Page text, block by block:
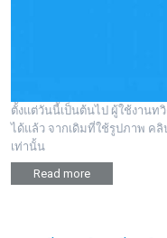
ตั้งแต่วันนี้เป็นต้นไป ผู้ใช้งานท
ได้แล้ว จากเดิมที่ใช้รูปภาพ ค
เท่านั้น
Read more